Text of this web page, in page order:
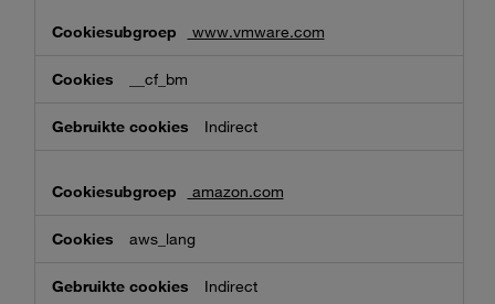
www.vmware.com
__cf_bm
Indirect
amazon.com
aws_lang
Indirect